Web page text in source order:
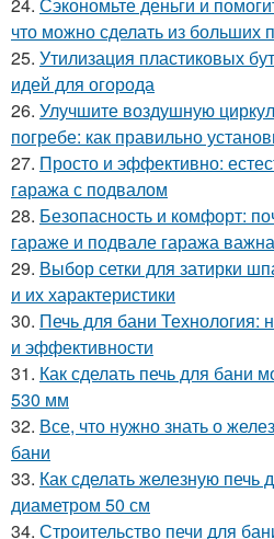
что можно сделать из больших
25. Утилизация пластиковых
идей для огорода
26. Улучшите воздушную
погребе: как правильно
27. Просто и эффективно:
гаража с подвалом
28. Безопасность и комфорт:
гараже и подвале гаража важна
29. Выбор сетки для затирки
и их характеристики
30. Печь для бани Технология:
и эффективности
31. Как сделать печь для бани
530 мм
32. Все, что нужно знать о
бани
33. Как сделать железную печь
диаметром 50 см
34. Строительство печи для